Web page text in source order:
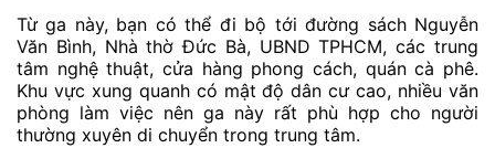
Từ ga này, bạn có thể đi bộ tới đường sách Nguyễn
Văn Bình, Nhà thờ Đức Bà, UBND TPHCM, các trung
tâm nghệ thuật, cửa hàng phong cách, quán cà phê.
Khu vực xung quanh có mật độ dân cư cao, nhiều văn
phòng làm việc nên ga này rất phù hợp cho người
thường xuyên di chuyển trong trung tâm.